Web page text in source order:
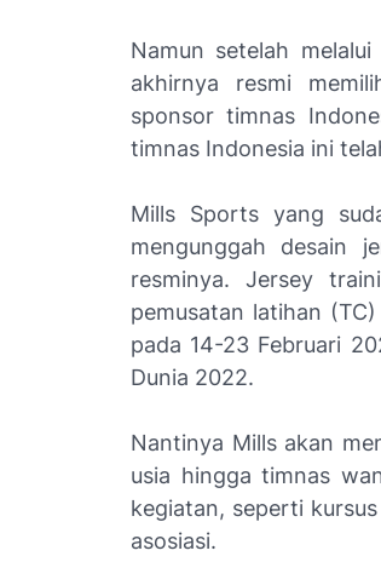
Namun setelah
akhirnya resmi
sponsor timnas
timnas Indonesia ini
Mills Sports yang
mengunggah desain
resminya. Jersey
pemusatan latihan
pada 14-23 Februari
Dunia 2022.
Nantinya Mills akan
usia hingga timnas
kegiatan, seperti
asosiasi.